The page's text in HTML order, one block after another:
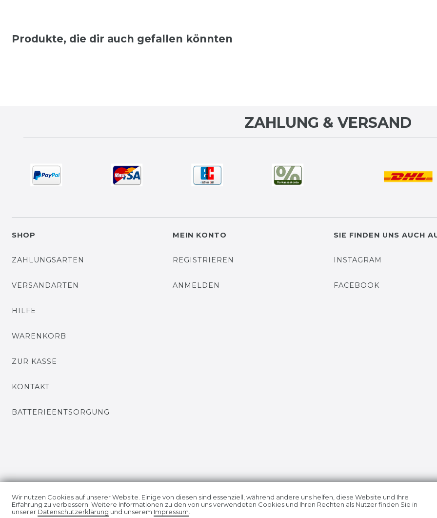
Produkte, die dir auch gefallen könnten
ZAHLUNG & VERSAND
SHOP
ZAHLUNGSARTEN
VERSANDARTEN
HILFE
WARENKORB
ZUR KASSE
KONTAKT
BATTERIEENTSORGUNG
MEIN KONTO
REGISTRIEREN
ANMELDEN
SIE FINDEN UNS AUCH
INSTAGRAM
FACEBOOK
Wir nutzen Cookies auf unserer Website. Einige von diesen sind essenziell, während andere uns helfen, diese Website und Ihre
Erfahrung zu verbessern. Weitere Informationen zu den von uns verwendeten Cookies und Ihren Rechten als Nutzer finden Sie in
unserer Daten­schutz­erklärung und unserem Impressum.